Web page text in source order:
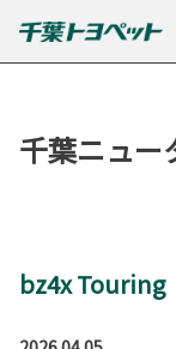
千葉ニュー
bz4x